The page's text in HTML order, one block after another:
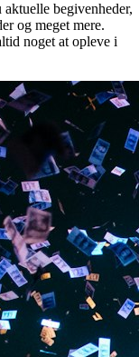
begivenheder,
og meget mere.
noget at opleve i